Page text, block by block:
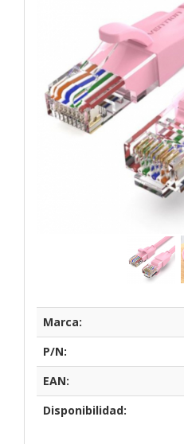
Marca:
P/N:
EAN:
Disponibilidad: